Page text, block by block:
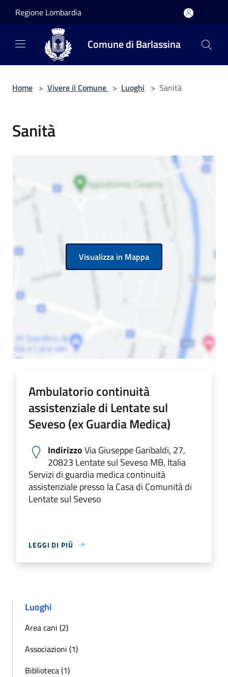
Regione Lombardia
Comune di Barlassina
Home > Vivere il Comune > Luoghi > Sanità
Sanità
Visualizza in Mappa
Ambulatorio continuità
assistenziale di Lentate sul
Seveso (ex Guardia Medica)
IndirizzoVia Giuseppe Garibaldi, 27,
20823 Lentate sul Seveso MB, Italia
Servizi di guardia medica continuità
assistenziale presso la Casa di Comunità di
Lentate sul Seveso
LEGGI DI PIÙ
Luoghi
Area cani (2)
Associazioni (1)
Biblioteca (1)